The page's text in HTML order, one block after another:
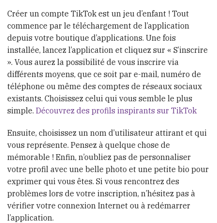
Créer un compte TikTok est un jeu d’enfant ! Tout
commence par le téléchargement de l’application
depuis votre boutique d’applications. Une fois
installée, lancez l’application et cliquez sur « S’inscrire
». Vous aurez la possibilité de vous inscrire via
différents moyens, que ce soit par e-mail, numéro de
téléphone ou même des comptes de réseaux sociaux
existants. Choisissez celui qui vous semble le plus
simple. Découvrez des profils inspirants sur TikTok
Ensuite, choisissez un nom d’utilisateur attirant et qui
vous représente. Pensez à quelque chose de
mémorable ! Enfin, n’oubliez pas de personnaliser
votre profil avec une belle photo et une petite bio pour
exprimer qui vous êtes. Si vous rencontrez des
problèmes lors de votre inscription, n’hésitez pas à
vérifier votre connexion Internet ou à redémarrer
l’application.